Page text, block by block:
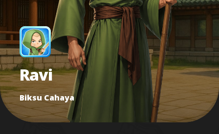
Ravi
Biksu Cahaya